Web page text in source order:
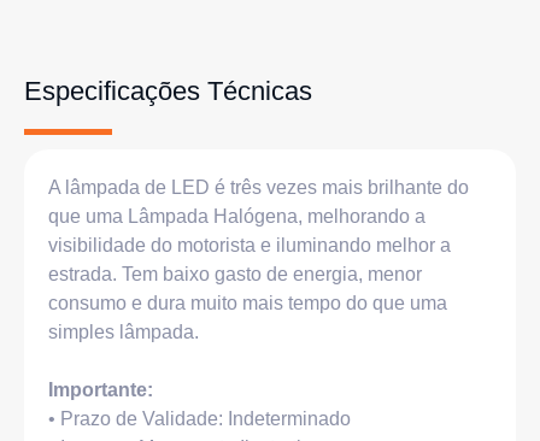
Especificações Técnicas
A lâmpada de LED é três vezes mais brilhante do
que uma Lâmpada Halógena, melhorando a
visibilidade do motorista e iluminando melhor a
estrada. Tem baixo gasto de energia, menor
consumo e dura muito mais tempo do que uma
simples lâmpada.
Importante:
• Prazo de Validade: Indeterminado